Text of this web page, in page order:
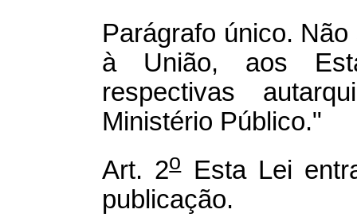
Parágrafo único.
à União, aos
respectivas
Ministério Público."
Art. 2oEsta Lei
publicação.